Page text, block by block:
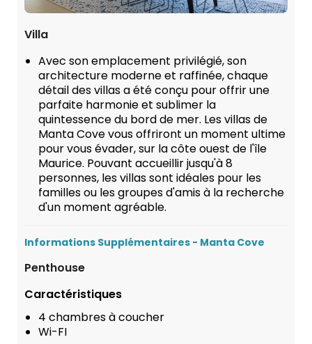
Villa
Avec son emplacement privilégié, son
architecture moderne et raffinée, chaque
détail des villas a été conçu pour offrir une
parfaite harmonie et sublimer la
quintessence du bord de mer. Les villas de
Manta Cove vous offriront un moment ultime
pour vous évader, sur la côte ouest de l'île
Maurice. Pouvant accueillir jusqu'à 8
personnes, les villas sont idéales pour les
familles ou les groupes d'amis à la recherche
d'un moment agréable.
Informations Supplémentaires - Manta Cove
Penthouse
Caractéristiques
4 chambres à coucher
Wi-FI